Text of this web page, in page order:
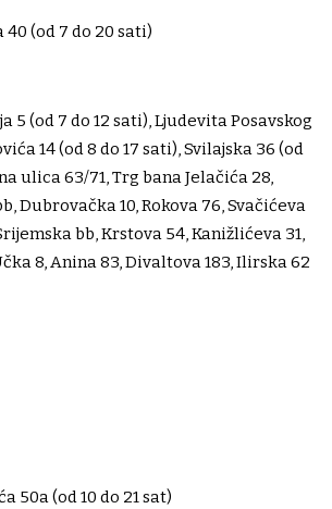
(od 7 do 20 sati)
5 (od 7 do 12 sati), Ljudevita Posavskog
14 (od 8 do 17 sati), Svilajska 36 (od
ulica 63/71, Trg bana Jelačića 28,
Dubrovačka 10, Rokova 76, Svačićeva
bb, Krstova 54, Kanižlićeva 31,
8, Anina 83, Divaltova 183, Ilirska 62
50a (od 10 do 21 sat)